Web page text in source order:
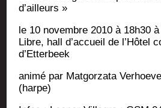
d’ailleurs »
le 10 novembre 2010 à 18h30
Libre, hall d’ac­cueil de l’Hô­tel
d’Etterbeek
ani­mé par Mat­gor­za­ta
(harpe)